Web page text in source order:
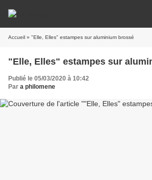
Accueil » "Elle, Elles" estampes sur aluminium brossé
"Elle, Elles" estampes sur
Publié le 05/03/2020 à 10:42
Par a philomene